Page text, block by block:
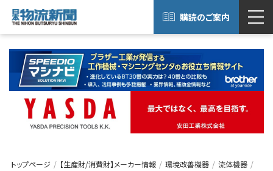
購読のご案内
トップページ 【生産財/消費財】メーカー情報 環境改善機器
流体機器